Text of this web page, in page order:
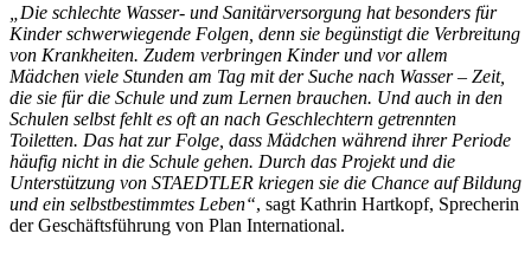
„Die schlechte Wasser- und Sanitärversorgung hat besonders für
Kinder schwerwiegende Folgen, denn sie begünstigt die Verbreitung
von Krankheiten. Zudem verbringen Kinder und vor allem
Mädchen viele Stunden am Tag mit der Suche nach Wasser – Zeit,
die sie für die Schule und zum Lernen brauchen. Und auch in den
Schulen selbst fehlt es oft an nach Geschlechtern getrennten
Toiletten. Das hat zur Folge, dass Mädchen während ihrer Periode
häufig nicht in die Schule gehen. Durch das Projekt und die
Unterstützung von STAEDTLER kriegen sie die Chance auf Bildung
und ein selbstbestimmtes Leben“, sagt Kathrin Hartkopf, Sprecherin
der Geschäftsführung von Plan International.